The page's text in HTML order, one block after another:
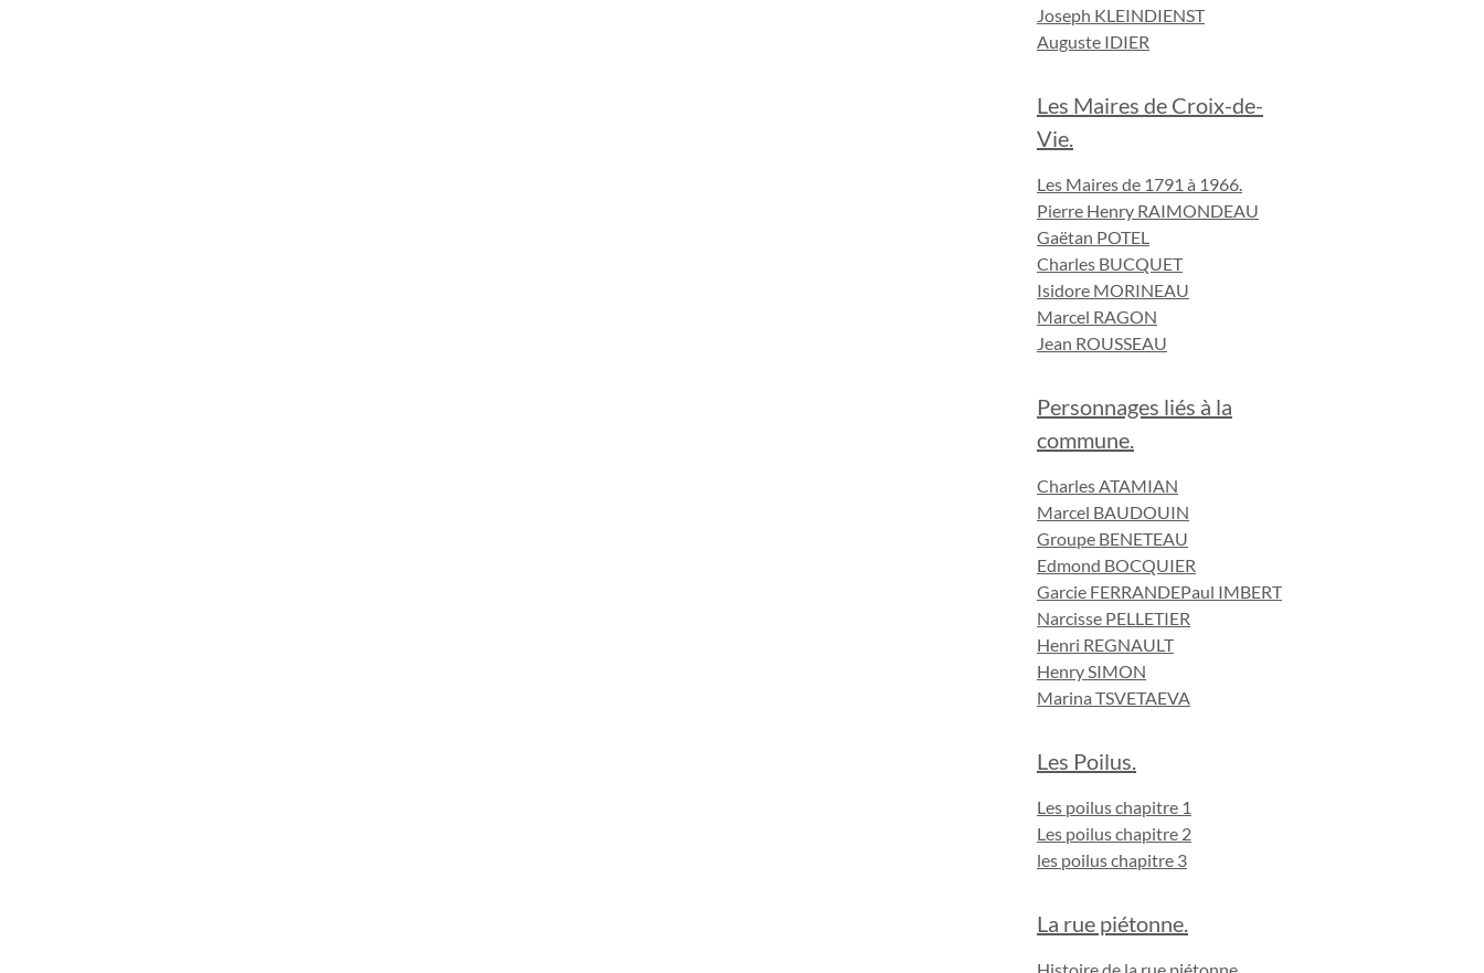
Joseph KLEINDIENST
Auguste IDIER
Les Maires de Croix-de-
Vie.
Les Maires de 1791 à 1966.
Pierre Henry RAIMONDEAU
Gaëtan POTEL
Charles BUCQUET
Isidore MORINEAU
Marcel RAGON
Jean ROUSSEAU
Personnages liés à la
commune.
Charles ATAMIAN
Marcel BAUDOUIN
Groupe BENETEAU
Edmond BOCQUIER
Garcie FERRANDEPaul IMBERT
Narcisse PELLETIER
Henri REGNAULT
Henry SIMON
Marina TSVETAEVA
Les Poilus.
Les poilus chapitre 1
Les poilus chapitre 2
les poilus chapitre 3
La rue piétonne.